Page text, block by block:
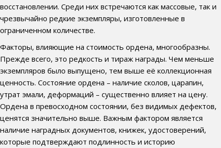
восстановлении. Среди них встречаются как массовые, так и
чрезвычайно редкие экземпляры, изготовленные в
ограниченном количестве.
Факторы, влияющие на стоимость ордена, многообразны.
Прежде всего, это редкость и тираж награды. Чем меньше
экземпляров было выпущено, тем выше её коллекционная
ценность. Состояние ордена – наличие сколов, царапин,
утрат эмали, деформаций – существенно влияет на цену.
Ордена в превосходном состоянии, без видимых дефектов,
ценятся значительно выше. Важным фактором является
наличие наградных документов, книжек, удостоверений,
которые подтверждают подлинность и историю